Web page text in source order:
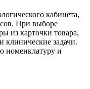
кабинета,
При выборе
из карточки товара,
клинические задачи.
номенклатуру и